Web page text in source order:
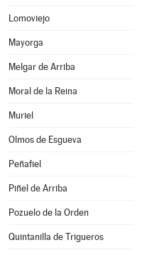
Lomoviejo
Mayorga
Melgar de Arriba
Moral de la Reina
Muriel
Olmos de Esgueva
Peñafiel
Piñel de Arriba
Pozuelo de la Orden
Quintanilla de Trigueros